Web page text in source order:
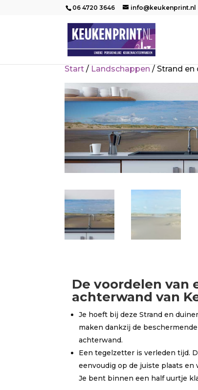
06 4720 3646 info@keukenprint.nl
Start / Landschappen / Strand en
De voordelen van
achterwand van
Je hoeft bij deze Strand en
maken dankzij de
achterwand.
Een tegelzetter is verleden tijd.
eenvoudig op de juiste plaats
Je bent binnen een half uurtje